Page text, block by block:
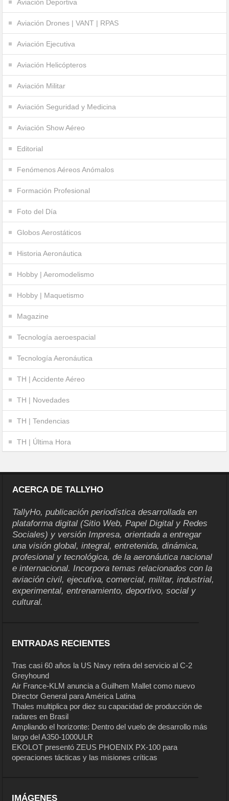
Aviación Deportiva
Aviación Drones | VANT | RPAS
Aviación Ejecutiva
Aviación Helicópteros
Aviación Militar
Aviación Seguridad y Medicina
Aviación Show Aéreo
Editorial
Fenómenos Aéreos Anómalos
Formación Profesional
Foto del Día
Globos Aerostáticos
Historia Aeronáutica
Hobby | Aeromodelismo
Hobby | Maquetismo
Magazine
Tecnología aeroespacial
Tecnología Aeronáutica
TH | Accidente Aéreo
TH | Novedades
TH | Tendencias
TH | Última Hora
ACERCA DE TALLYHO
TallyHo, publicación periodística desarrollada en
plataforma digital (Sitio Web, Papel Digital y Redes
Sociales) y versión Impresa, orientada a entregar
una visión global, integral, entretenida, dinámica,
profesional y tecnológica, de la aeronáutica nacional
e internacional. Incorpora temas relacionados con la
aviación civil, ejecutiva, comercial, militar, industrial,
experimental, entrenamiento, deportivo, social y
cultural.
ENTRADAS RECIENTES
Tras casi 60 años la US Navy retira del servicio al C-2
Greyhound
Air France-KLM anuncia a Guilhem Mallet como nuevo
Director General para América Latina
Thales multiplica por diez su capacidad de producción de
radares en Brasil
Ampliando el horizonte: Dentro del vuelo de desarrollo más
largo del A350-1000ULR
EKOLOT presentó ZEUS PHOENIX PX-100 para
operaciones tácticas y las misiones críticas
IMÁGENES